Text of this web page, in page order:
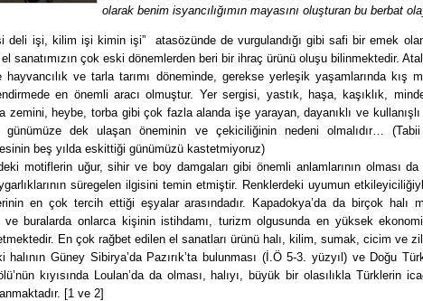
olarak benim isyancılığımın mayasını oluşturan bu berbat
deli işi, kilim işi kimin işi” atasözünde de vurgulandığı gibi safi bir emek
sanatımızın çok eski dönemlerden beri bir ihraç ürünü oluşu bilinmektedir.
hayvancılık ve tarla tarımı döneminde, gerekse yerleşik yaşamlarında kış
en önemli aracı olmuştur. Yer sergisi, yastık, haşa, kaşıklık,
zemini, heybe, torba gibi çok fazla alanda işe yarayan, dayanıklı ve
günümüze dek ulaşan öneminin ve çekiciliğinin nedeni olmalıdır…
beş yılda eskittiği günümüzü kastetmiyoruz)
motiflerin uğur, sihir ve boy damgaları gibi önemli anlamlarının olması
süregelen ilgisini temin etmiştir. Renklerdeki uyumun
en çok tercih ettiği eşyalar arasındadır. Kapadokya’da da birçok halı
ve buralarda onlarca kişinin istihdamı, turizm olgusunda en yüksek
En çok rağbet edilen el sanatları ürünü halı, kilim, sumak, cicim ve
halının Güney Sibirya’da Pazırık’ta bulunması (İ.Ö 5-3. yüzyıl) ve Doğu
kıyısında Loulan’da da olması, halıyı, büyük bir olasılıkla Türklerin
[1 ve 2]